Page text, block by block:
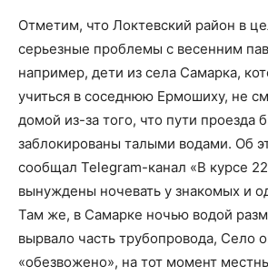
Отметим, что Локтевский район в
серьезные проблемы с весенним
например, дети из села Самарка,
учиться в соседнюю Ермошиху, не
домой из-за того, что пути проезда
заблокированы талыми водами. Об
сообщал Telegram-канал «В курсе
вынуждены ночевать у знакомых и
Там же, в Самарке ночью водой
вырвало часть трубопровода, Село
«обезвожено», на тот момент